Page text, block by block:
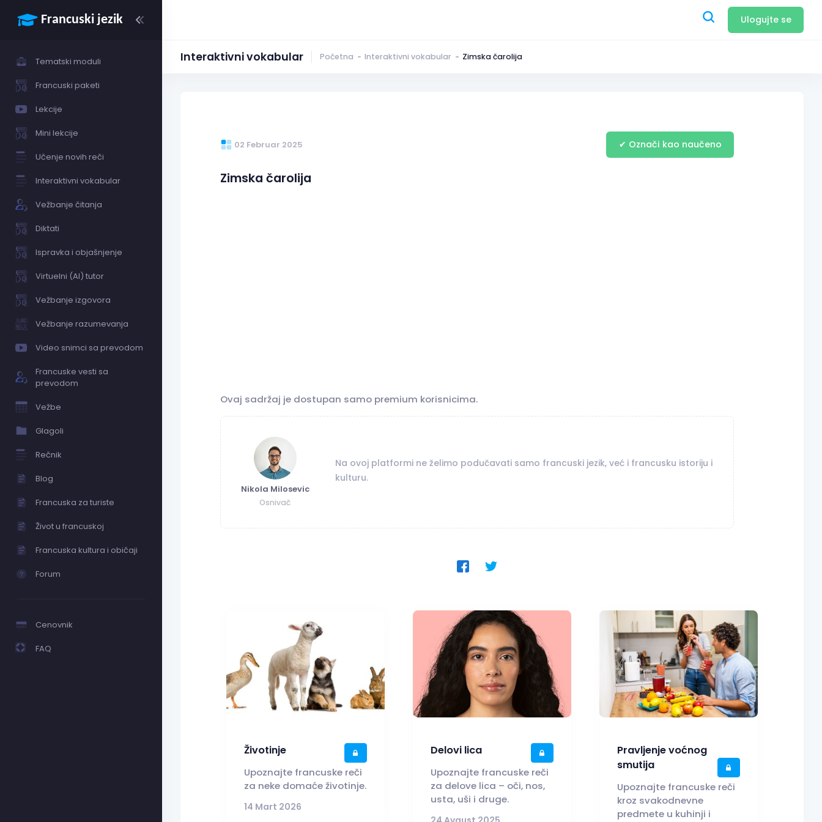
Tematski moduli
Francuski paketi
Lekcije
Mini lekcije
Učenje novih reči
Interaktivni vokabular
Vežbanje čitanja
Diktati
Ispravka i objašnjenje
Virtuelni (AI) tutor
Vežbanje izgovora
Vežbanje razumevanja
Video snimci sa prevodom
Francuske vesti sa
prevodom
Vežbe
Glagoli
Rečnik
Blog
Francuska za turiste
Život u francuskoj
Francuska kultura i običaji
Forum
Cenovnik
FAQ
Ulogujte se
Interaktivni vokabular Početna Interaktivni vokabular Zimska čarolija
02 Februar 2025 ✔ Označi kao naučeno
Zimska čarolija
Ovaj sadržaj je dostupan samo premium korisnicima.
Nikola Milosevic
Osnivač
Na ovoj platformi ne želimo podučavati samo francuski jezik, već i francusku istoriju i
kulturu.
Životinje
Upoznajte francuske reči
za neke domaće životinje.
14 Mart 2026
Delovi lica
Upoznajte francuske reči
za delove lica – oči, nos,
usta, uši i druge.
Pravljenje voćnog
smutija
Upoznajte francuske reči
kroz svakodnevne
predmete u kuhinji i